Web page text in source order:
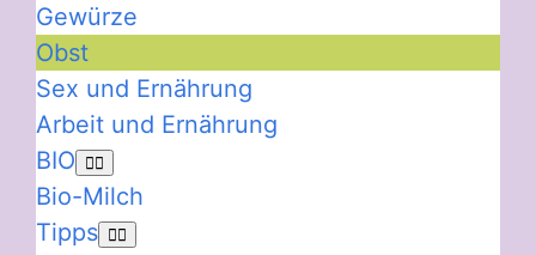
Gewürze
Obst
Sex und Ernährung
Arbeit und Ernährung
BIO
Bio-Milch
Tipps